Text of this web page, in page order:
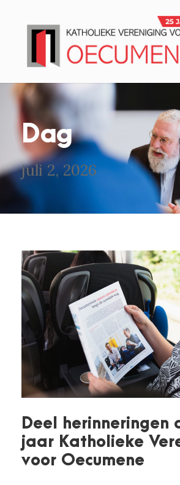
Dag
juli 2, 2026
Deel herinneringen
jaar Katholieke
voor Oecumene